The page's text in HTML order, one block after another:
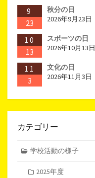
9
23
秋分の日
2026年9月23日
10
13
スポーツの日
2026年10月13日
11
3
文化の日
2026年11月3日
カテゴリー
学校活動の様子
2025年度